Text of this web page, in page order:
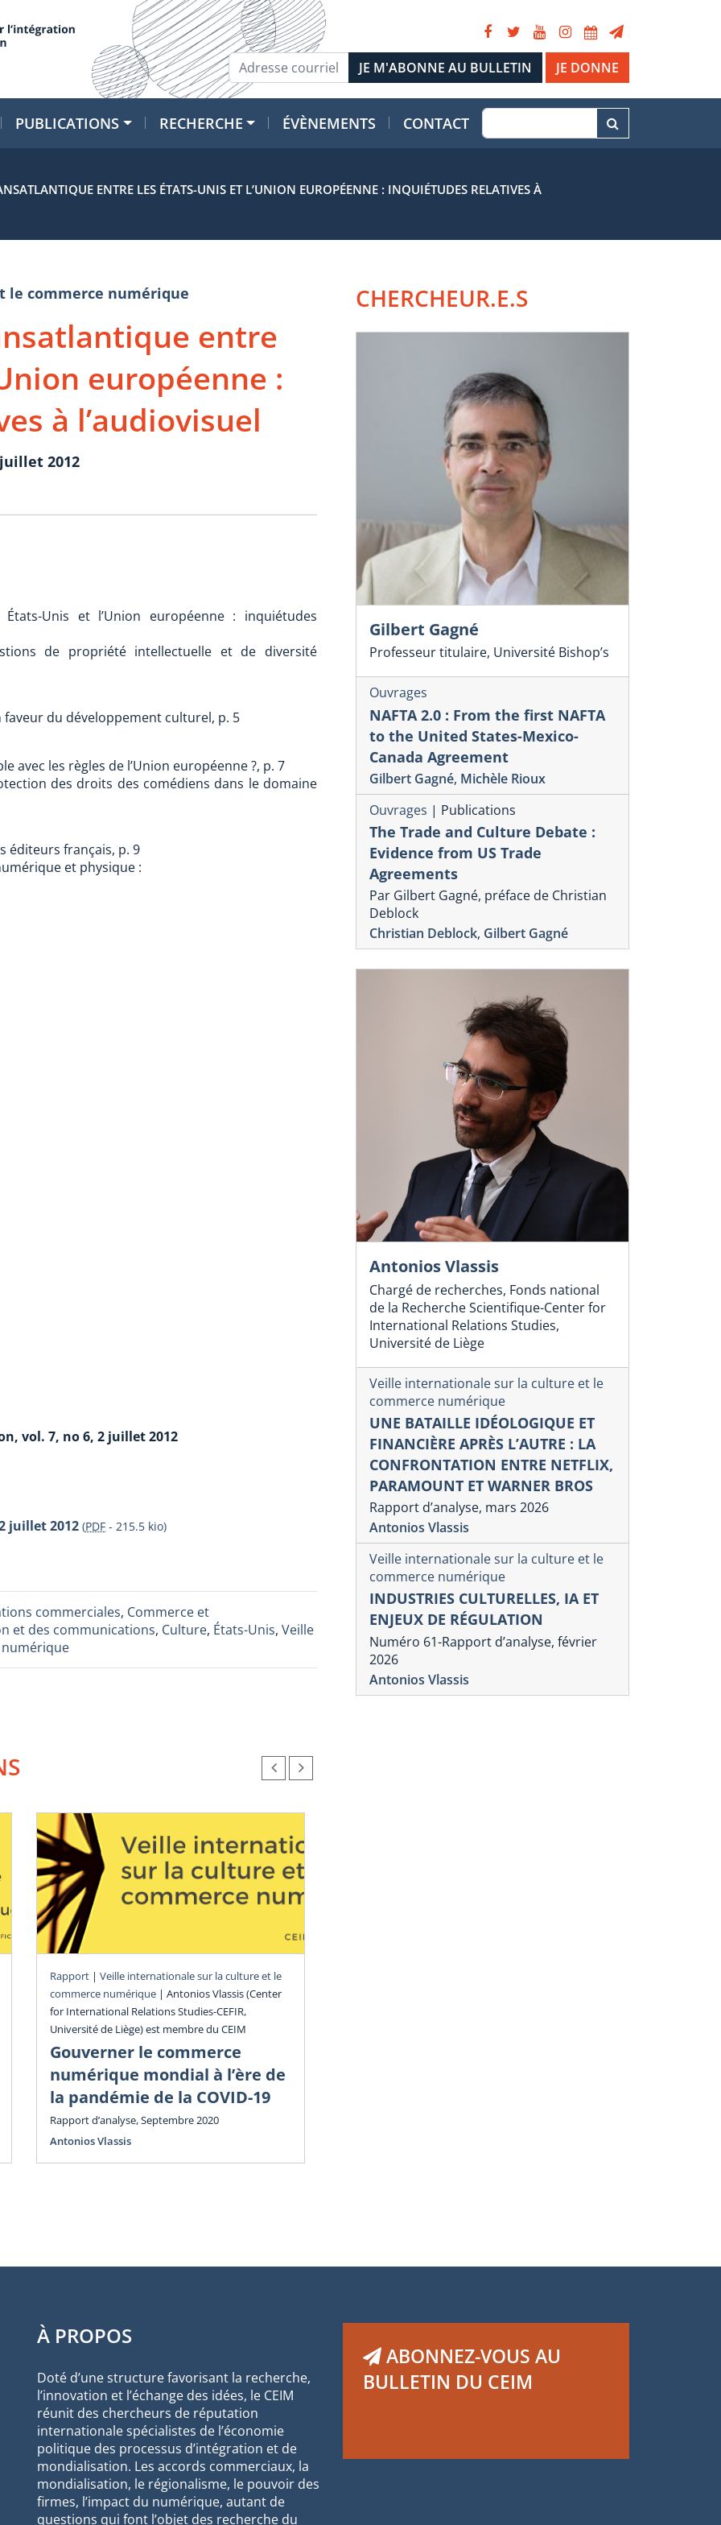
JE DONNE
PUBLICATIONS RECHERCHE ÉVÈNEMENTS CONTACT
ENTRE LES ÉTATS-UNIS ET L’UNION EUROPÉENNE : INQUIÉTUDES RELATIVES À
commerce numérique
entre
européenne :
à l’audiovisuel
2012
Unis et l’Union européenne : inquiétudes
de propriété intellectuelle et de diversité
du développement culturel, p. 5
avec les règles de l’Union européenne ?, p. 7
des droits des comédiens dans le domaine
éditeurs français, p. 9
et physique :
vol. 7, no 6, 2 juillet 2012
juillet 2012 (PDF - 215.5 kio)
commerciales, Commerce et
et des communications, Culture, États-Unis, Veille
Rapport | Veille internationale sur la culture et le
commerce numérique | Antonios Vlassis (Center
for International Relations Studies-CEFIR,
Université de Liège) est membre du CEIM
Gouverner le commerce
numérique mondial à l’ère de
la pandémie de la COVID-19
Rapport d’analyse, Septembre 2020
Antonios Vlassis
CHERCHEUR.E.S
Gilbert Gagné
Professeur titulaire, Université Bishop’s
Ouvrages
NAFTA 2.0 : From the first NAFTA
to the United States-Mexico-
Canada Agreement
Gilbert Gagné, Michèle Rioux
Ouvrages | Publications
The Trade and Culture Debate :
Evidence from US Trade
Agreements
Par Gilbert Gagné, préface de Christian
Deblock
Christian Deblock, Gilbert Gagné
Antonios Vlassis
Chargé de recherches, Fonds national
de la Recherche Scientifique-Center for
International Relations Studies,
Université de Liège
Veille internationale sur la culture et le
commerce numérique
UNE BATAILLE IDÉOLOGIQUE ET
FINANCIÈRE APRÈS L’AUTRE : LA
CONFRONTATION ENTRE NETFLIX,
PARAMOUNT ET WARNER BROS
Rapport d’analyse, mars 2026
Antonios Vlassis
Veille internationale sur la culture et le
commerce numérique
INDUSTRIES CULTURELLES, IA ET
ENJEUX DE RÉGULATION
Numéro 61-Rapport d’analyse, février
2026
Antonios Vlassis
À PROPOS
Doté d’une structure favorisant la recherche,
l’innovation et l’échange des idées, le CEIM
réunit des chercheurs de réputation
internationale spécialistes de l’économie
politique des processus d’intégration et de
mondialisation. Les accords commerciaux, la
mondialisation, le régionalisme, le pouvoir des
firmes, l’impact du numérique, autant de
questions qui font l’objet des recherche du
ABONNEZ-VOUS AU
BULLETIN DU CEIM